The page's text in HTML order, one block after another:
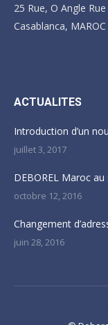
25 Rue, O Angle
Casablanca, MAROC
ACTUALITES
Introduction d’un
juillet 3, 2017
DEBOREL Maroc
octobre 12, 2016
Changement
juin 28, 2016